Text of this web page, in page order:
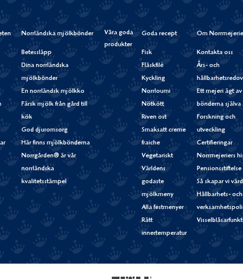
Norrländska mjölkbönder
Betessläpp
Dina norrländska
mjölkbönder
En norrländsk mjölkko
Färsk mjölk från gård till
kök
God djuromsorg
Här finns mjölkbönderna
Norrgården® är vår
norrländska
kvalitetsstämpel
Våra goda
produkter
Goda recept
Fisk
Fläskfilé
Kyckling
Norrloumi
Nötkött
Riven ost
Smaksatt creme
fraiche
Vegetariskt
Världens
godaste
mjölkmeny
Alla festmenyer
Rätt
innertemperatur
Om
Kontakta oss
Års- och
Ett mejeri ägt av
bönderna själva
Forskning och
utveckling
Certifieringar
Norrmejeriers
Pensionsstiftelse
Så skapar vi
Hållbarhets- och
Fjällfil